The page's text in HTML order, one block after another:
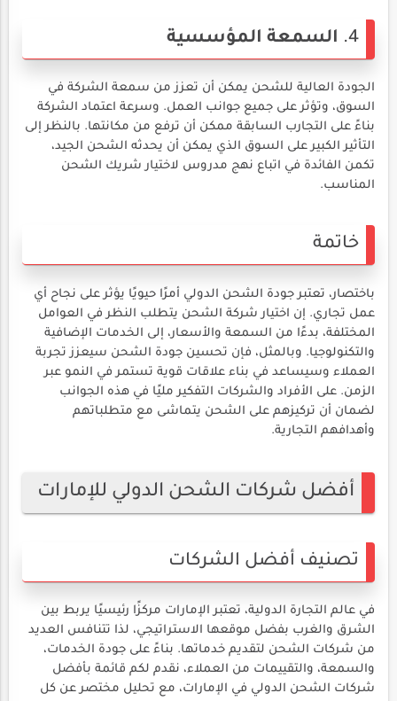
4. السمعة المؤسسية
الجودة العالية للشحن يمكن أن تعزز من سمعة الشركة في
السوق، وتؤثر على جميع جوانب العمل. وسرعة اعتماد الشركة
بناءً على التجارب السابقة ممكن أن ترفع من مكانتها. بالنظر إلى
التأثير الكبير على السوق الذي يمكن أن يحدثه الشحن الجيد،
تكمن الفائدة في اتباع نهج مدروس لاختيار شريك الشحن
المناسب.
خاتمة
باختصار، تعتبر جودة الشحن الدولي أمرًا حيويًا يؤثر على نجاح أي
عمل تجاري. إن اختيار شركة الشحن يتطلب النظر في العوامل
المختلفة، بدءًا من السمعة والأسعار، إلى الخدمات الإضافية
والتكنولوجيا. وبالمثل، فإن تحسين جودة الشحن سيعزز تجربة
العملاء وسيساعد في بناء علاقات قوية تستمر في النمو عبر
الزمن. على الأفراد والشركات التفكير مليًا في هذه الجوانب
لضمان أن تركيزهم على الشحن يتماشى مع متطلباتهم
وأهدافهم التجارية.
أفضل شركات الشحن الدولي للإمارات
تصنيف أفضل الشركات
في عالم التجارة الدولية، تعتبر الإمارات مركزًا رئيسيًا يربط بين
الشرق والغرب بفضل موقعها الاستراتيجي، لذا تتنافس العديد
من شركات الشحن لتقديم خدماتها. بناءً على جودة الخدمات،
والسمعة، والتقييمات من العملاء، نقدم لكم قائمة بأفضل
شركات الشحن الدولي في الإمارات، مع تحليل مختصر عن كل